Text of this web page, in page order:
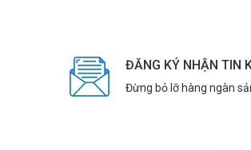
ĐĂNG KÝ NHẬN TIN
Đừng bỏ lỡ hàng ngàn